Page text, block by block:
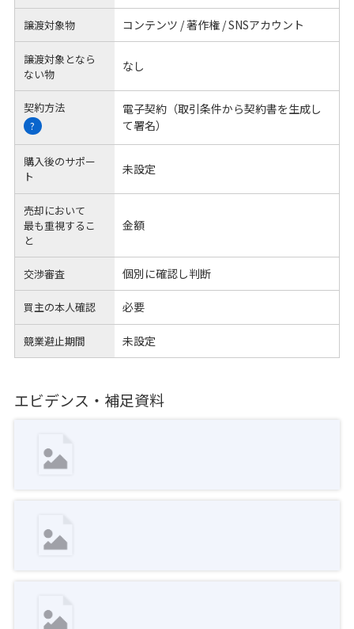
譲渡対象物 コンテンツ / 著作権 / SNSアカウント
譲渡対象となら
ない物
なし
契約方法
?
電子契約（取引条件から契約書を生成し
て署名）
購入後のサポー
ト
未設定
売却において
最も重視するこ
と
金額
交渉審査 個別に確認し判断
買主の本人確認 必要
競業避止期間 未設定
エビデンス・補足資料